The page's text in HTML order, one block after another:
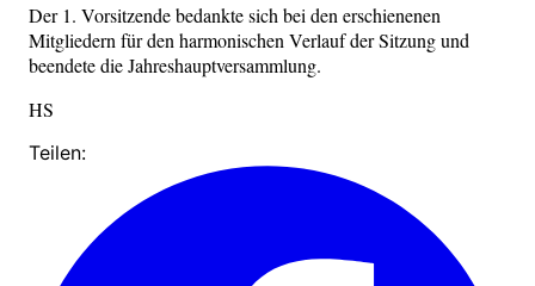
Der 1. Vorsitzende bedankte sich bei den erschienenen
Mitgliedern für den harmonischen Verlauf der Sitzung und
beendete die Jahreshauptversammlung.
HS
Teilen: